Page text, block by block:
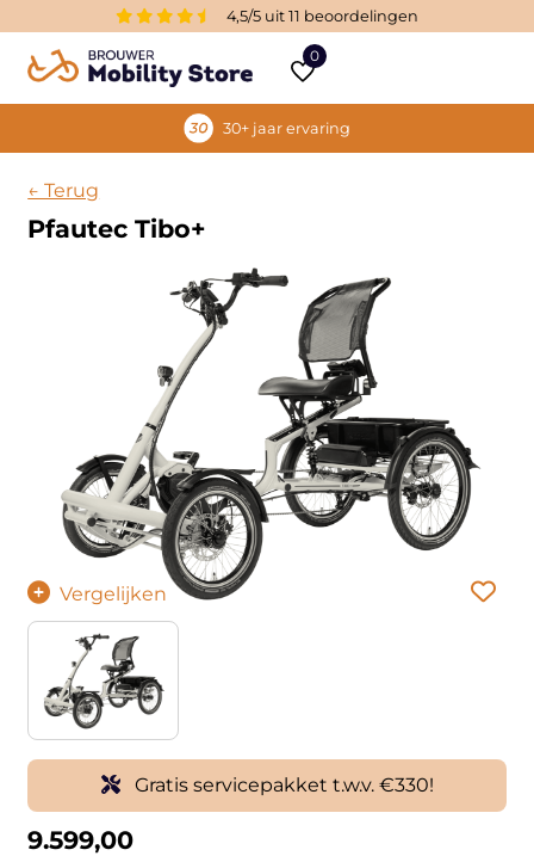
4,5/5 uit 11 beoordelingen
0
30+ jaar ervaring
← Terug
Pfautec Tibo+
Vergelijken
Gratis servicepakket t.w.v. €330!
9.599,00